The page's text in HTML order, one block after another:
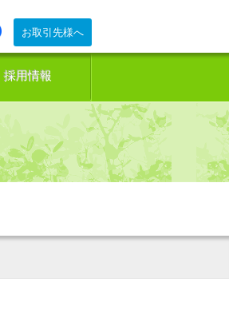
お取引先様へ
採用情報